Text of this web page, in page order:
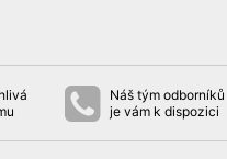
Náš tým odborníků
je vám k dispozici